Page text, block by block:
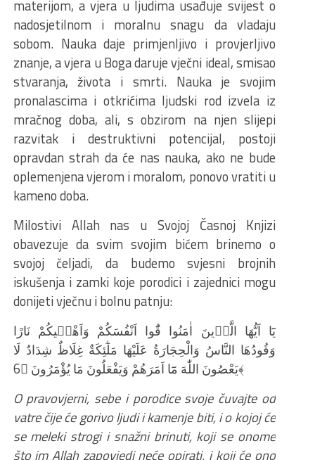
materijom, a vjera u ljudima usađuje svijest o
nadosjetilnom i moralnu snagu da vladaju
sobom. Nauka daje primjenljivo i provjerljivo
znanje, a vjera u Boga daruje vječni ideal, smisao
stvaranja, života i smrti. Nauka je svojim
pronalascima i otkrićima ljudski rod izvela iz
mračnog doba, ali, s obzirom na njen slijepi
razvitak i destruktivni potencijal, postoji
opravdan strah da će nas nauka, ako ne bude
oplemenjena vjerom i moralom, ponovo vratiti u
kameno doba.
Milostivi Allah nas u Svojoj Časnoj Knjizi
obavezuje da svim svojim bićem brinemo o
svojoj čeljadi, da budemo svjesni brojnih
iskušenja i zamki koje porodici i zajednici mogu
donijeti vječnu i bolnu patnju:
يَٓا اَيُّهَا الَّذ۪ينَ اٰمَنُوا قُٓوا اَنْفُسَكُمْ وَاَهْل۪يكُمْ نَارًا
وَقُودُهَا النَّاسُ وَالْحِجَارَةُ عَلَيْهَا مَلٰٓئِكَةٌ غِلَاظٌ شِدَادٌ لَا
يَعْصُونَ اللّٰهَ مَٓا اَمَرَهُمْ وَيَفْعَلُونَ مَا يُؤْمَرُونَ ﴿6﴾
O pravovjerni, sebe i porodice svoje čuvajte od
vatre čije će gorivo ljudi i kamenje biti, i o kojoj će
se meleki strogi i snažni brinuti, koji se onome
što im Allah zapovjedi neće opirati, i koji će ono